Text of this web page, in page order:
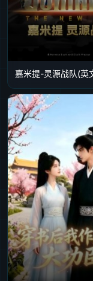
嘉米提-灵源战队​(英